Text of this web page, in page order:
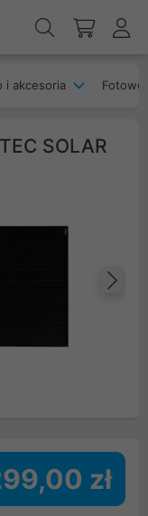
i akcesoria
SOLAR
zł